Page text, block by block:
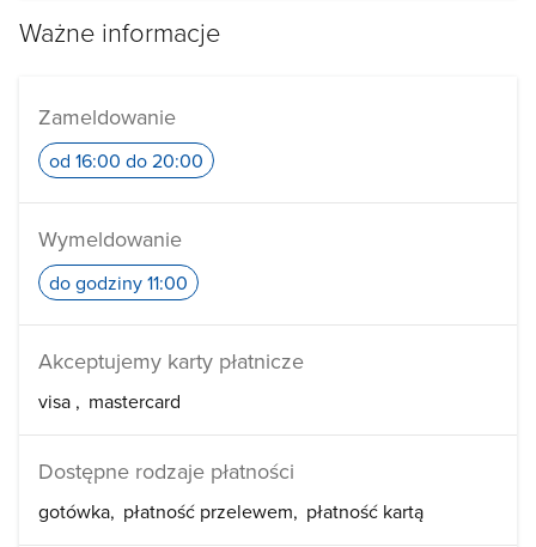
Ważne informacje
Zameldowanie
od 16:00 do 20:00
Wymeldowanie
do godziny 11:00
Akceptujemy karty płatnicze
visa mastercard
Dostępne rodzaje płatności
gotówka płatność przelewem płatność kartą